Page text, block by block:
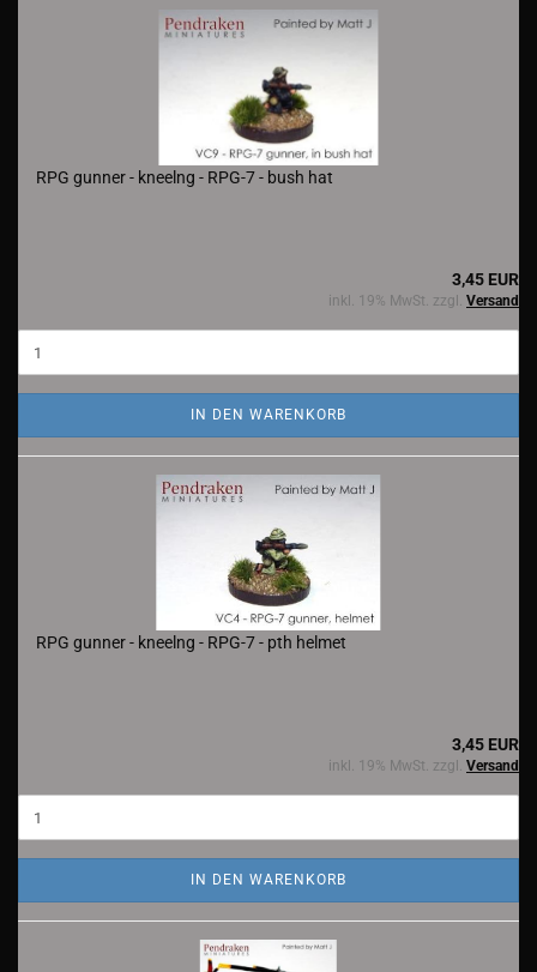
RPG gunner - kneelng - RPG-7 - bush hat
3,45 EUR
inkl. 19% MwSt. zzgl. Versand
IN DEN WARENKORB
RPG gunner - kneelng - RPG-7 - pth helmet
3,45 EUR
inkl. 19% MwSt. zzgl. Versand
IN DEN WARENKORB